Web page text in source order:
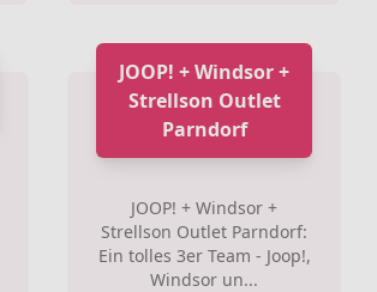
JOOP! + Windsor +
Strellson Outlet
Parndorf
JOOP! + Windsor +
Strellson Outlet Parndorf:
Ein tolles 3er Team - Joop!,
Windsor un...